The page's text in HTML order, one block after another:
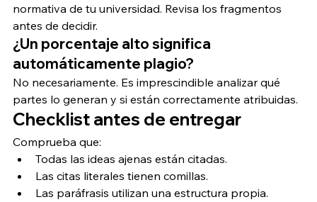
normativa de tu universidad. Revisa los fragmentos
antes de decidir.
¿Un porcentaje alto significa
automáticamente plagio?
No necesariamente. Es imprescindible analizar qué
partes lo generan y si están correctamente atribuidas.
Checklist antes de entregar
Comprueba que:
Todas las ideas ajenas están citadas.
Las citas literales tienen comillas.
Las paráfrasis utilizan una estructura propia.